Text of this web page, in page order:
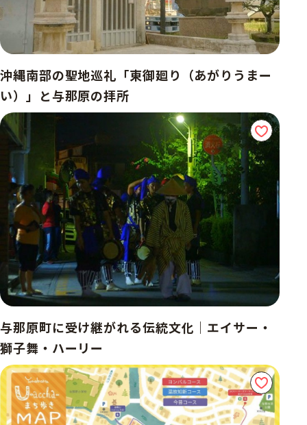
沖縄南部の聖地巡礼「東御廻り（あがりうまー
い）」と与那原の拝所
与那原町に受け継がれる伝統文化｜エイサー・
獅子舞・ハーリー